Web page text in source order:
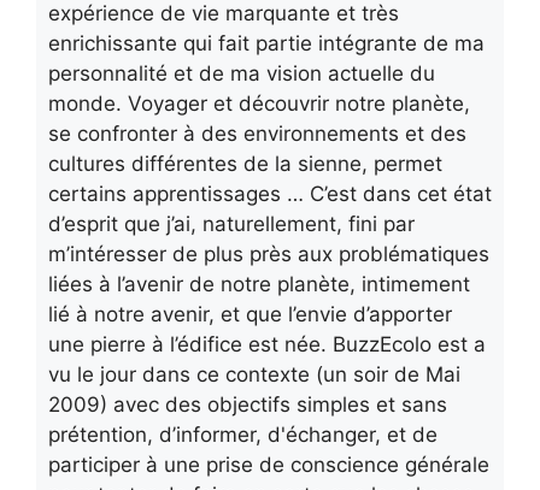
expérience de vie marquante et très
enrichissante qui fait partie intégrante de ma
personnalité et de ma vision actuelle du
monde. Voyager et découvrir notre planète,
se confronter à des environnements et des
cultures différentes de la sienne, permet
certains apprentissages … C’est dans cet état
d’esprit que j’ai, naturellement, fini par
m’intéresser de plus près aux problématiques
liées à l’avenir de notre planète, intimement
lié à notre avenir, et que l’envie d’apporter
une pierre à l’édifice est née. BuzzEcolo est a
vu le jour dans ce contexte (un soir de Mai
2009) avec des objectifs simples et sans
prétention, d’informer, d'échanger, et de
participer à une prise de conscience générale